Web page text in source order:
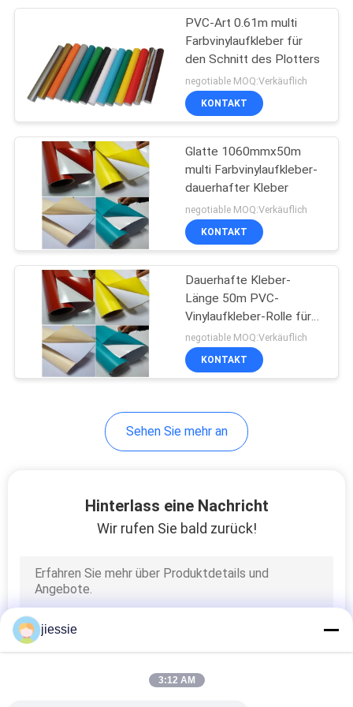
Tintenstrahl-
bedruckbares
Segeltuch
PVC-Flexfahne
Gewebe
PVC-Art 0.61m multi
Farbvinylaufkleber für
den Schnitt des Plotters
negotiable MOQ:Verkäuflich
KONTAKT
Glatte 1060mmx50m
multi Farbvinylaufkleber-
dauerhafter Kleber
negotiable MOQ:Verkäuflich
KONTAKT
Dauerhafte Kleber-
Länge 50m PVC-
Vinylaufkleber-Rolle für
Innenzeichen im Freien
negotiable MOQ:Verkäuflich
KONTAKT
Sehen Sie mehr an
Hinterlass eine Nachricht
Wir rufen Sie bald zurück!
jiessie
3:12 AM